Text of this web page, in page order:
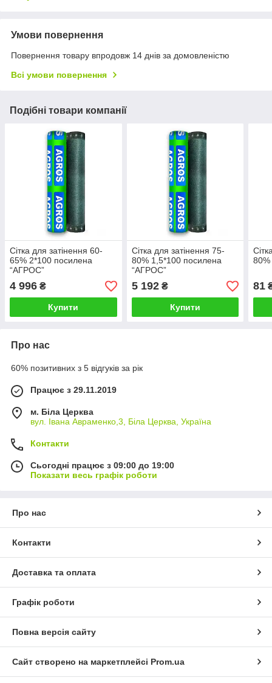
Умови повернення
Повернення товару впродовж 14 днів за домовленістю
Всі умови повернення
Подібні товари компанії
Сітка для затінення 60-
65% 2*100 посилена
“AГРОС”
4 996 ₴
Купити
Сітка для затінення 75-
80% 1,5*100 посилена
“AГРОС”
5 192₴
Купити
81
Про нас
60% позитивних з 5 відгуків за рік
Працює з 29.11.2019
м. Біла Церква
вул. Івана Авраменко,3, Біла Церква, Україна
Контакти
Сьогодні працює з 09:00 до 19:00
Показати весь графік роботи
Про нас
Контакти
Доставка та оплата
Графік роботи
Повна версія сайту
Сайт створено на маркетплейсі Prom.ua